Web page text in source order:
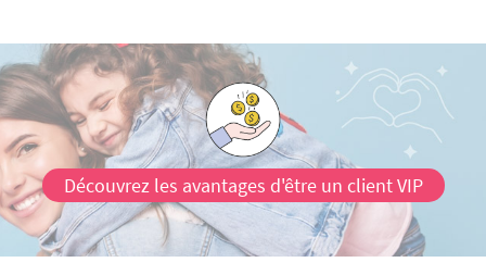
Découvrez les avantages d'être un client VIP